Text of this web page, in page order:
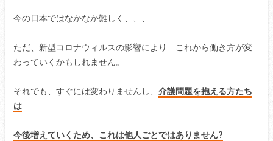
今の日本ではなかなか難しく、、、
ただ、新型コロナウィルスの影響により これから働き方が変
わっていくかもしれません。
それでも、すぐには変わりませんし、 介護問題を抱える方たち
は
今後増えていくため、これは他人ごとではありません?